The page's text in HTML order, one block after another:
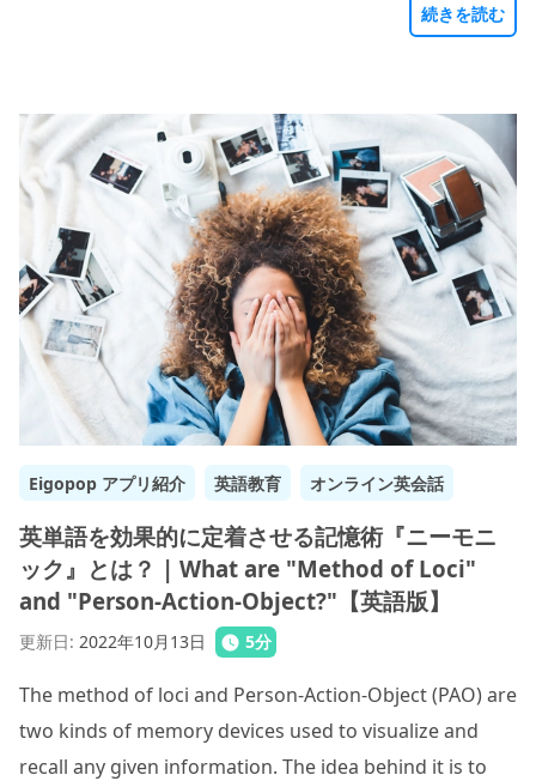
続きを読む
Eigopop アプリ紹介 英語教育 オンライン英会話
英単語を効果的に定着させる記憶術『ニーモニ
ック』とは？ | What are "Method of Loci"
and "Person-Action-Object?"【英語版】
更新日: 2022年10月13日 5分
The method of loci and Person-Action-Object (PAO) are
two kinds of memory devices used to visualize and
recall any given information. The idea behind it is to